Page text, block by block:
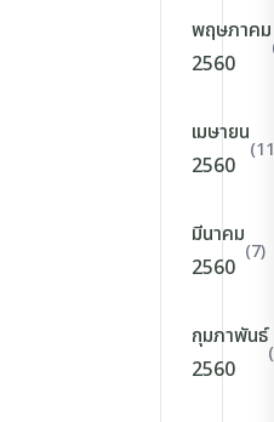
พฤษภาคม
2560
เมษายน
2560
มีนาคม
2560
(7)
กุมภาพันธ์
2560